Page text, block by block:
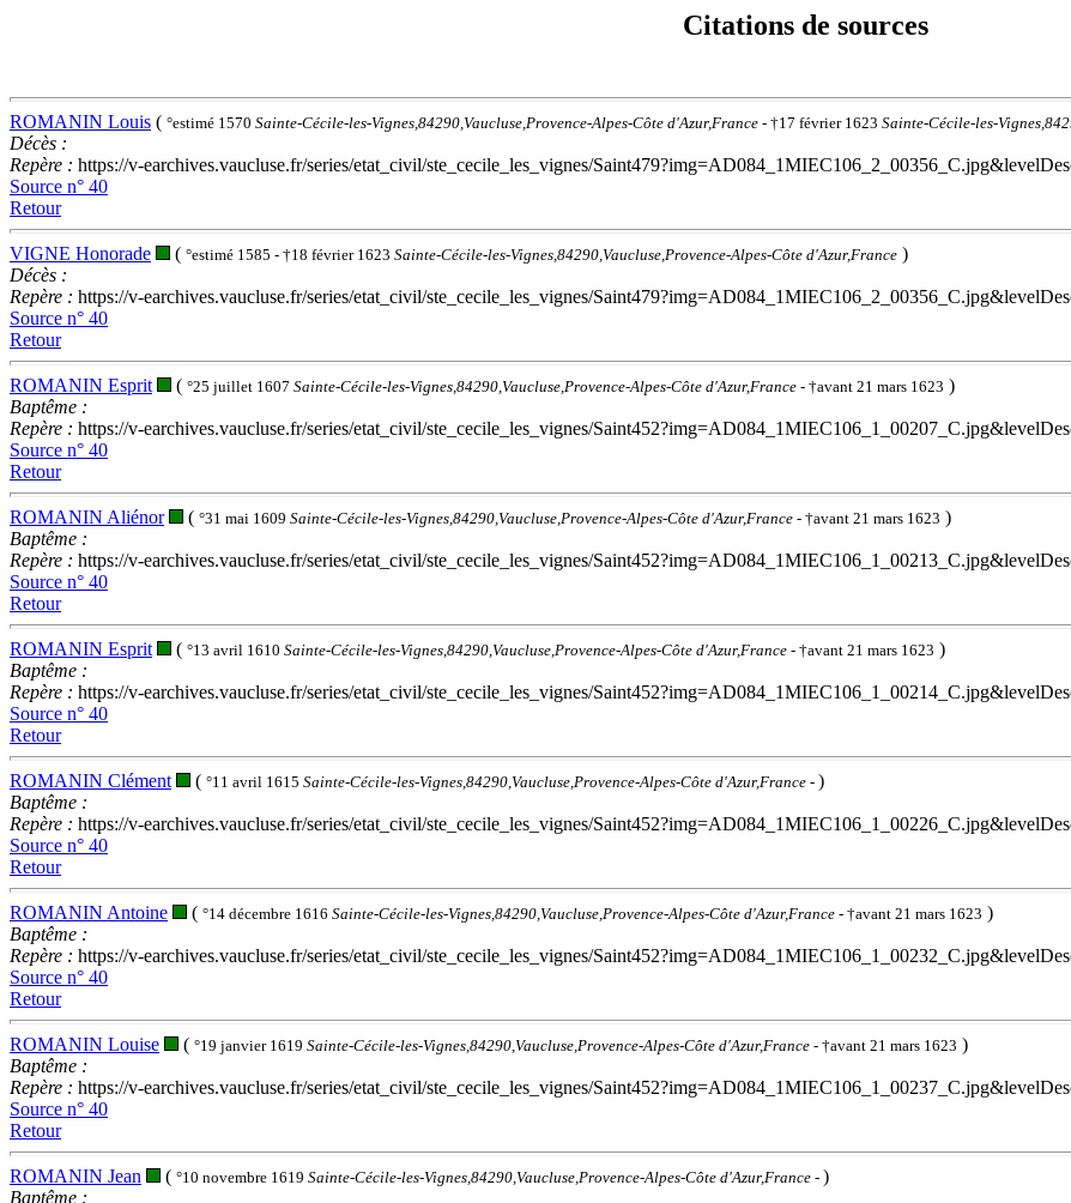
Citations de sources
ROMANIN Louis ( °estimé 1570 Sainte-Cécile-les-Vignes,84290,Vaucluse,Provence-Alpes-Côte d'Azur,France - †17 février 1623 Sainte-Cécile-les-
Décès :
Repère : https://v-earchives.vaucluse.fr/series/etat_civil/ste_cecile_les_vignes/
Source n° 40
Retour
VIGNE Honorade ( °estimé 1585 - †18 février 1623 Sainte-Cécile-les-Vignes,84290,Vaucluse,Provence-Alpes-Côte d'Azur,France )
Décès :
Repère : https://v-earchives.vaucluse.fr/series/etat_civil/ste_cecile_les_vignes/
Source n° 40
Retour
ROMANIN Esprit ( °25 juillet 1607 Sainte-Cécile-les-Vignes,84290,Vaucluse,Provence-Alpes-Côte d'Azur,France - †avant 21 mars 1623 )
Baptême :
Repère : https://v-earchives.vaucluse.fr/series/etat_civil/ste_cecile_les_vignes/
Source n° 40
Retour
ROMANIN Aliénor ( °31 mai 1609 Sainte-Cécile-les-Vignes,84290,Vaucluse,Provence-Alpes-Côte d'Azur,France - †avant 21 mars 1623 )
Baptême :
Repère : https://v-earchives.vaucluse.fr/series/etat_civil/ste_cecile_les_vignes/
Source n° 40
Retour
ROMANIN Esprit ( °13 avril 1610 Sainte-Cécile-les-Vignes,84290,Vaucluse,Provence-Alpes-Côte d'Azur,France - †avant 21 mars 1623 )
Baptême :
Repère : https://v-earchives.vaucluse.fr/series/etat_civil/ste_cecile_les_vignes/
Source n° 40
Retour
ROMANIN Clément ( °11 avril 1615 Sainte-Cécile-les-Vignes,84290,Vaucluse,Provence-Alpes-Côte d'Azur,France - )
Baptême :
Repère : https://v-earchives.vaucluse.fr/series/etat_civil/ste_cecile_les_vignes/
Source n° 40
Retour
ROMANIN Antoine ( °14 décembre 1616 Sainte-Cécile-les-Vignes,84290,Vaucluse,Provence-Alpes-Côte d'Azur,France - †avant 21 mars 1623 )
Baptême :
Repère : https://v-earchives.vaucluse.fr/series/etat_civil/ste_cecile_les_vignes/
Source n° 40
Retour
ROMANIN Louise ( °19 janvier 1619 Sainte-Cécile-les-Vignes,84290,Vaucluse,Provence-Alpes-Côte d'Azur,France - †avant 21 mars 1623 )
Baptême :
Repère : https://v-earchives.vaucluse.fr/series/etat_civil/ste_cecile_les_vignes/
Source n° 40
Retour
ROMANIN Jean ( °10 novembre 1619 Sainte-Cécile-les-Vignes,84290,Vaucluse,Provence-Alpes-Côte d'Azur,France - )
Baptême :